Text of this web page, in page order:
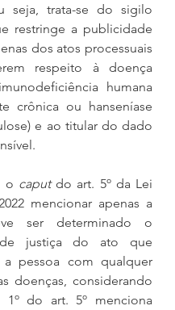
seja, trata-se do sigilo
restringe a publicidade
dos atos processuais
respeito à doença
humana
crônica ou hanseníase
e ao titular do dado
o caput do art. 5º da Lei
mencionar apenas a
ser determinado o
justiça do ato que
a pessoa com qualquer
doenças, considerando
do art. 5º menciona